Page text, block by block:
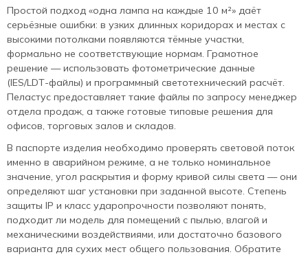
Простой подход «одна лампа на каждые 10 м²» даёт
серьёзные ошибки: в узких длинных коридорах и местах с
высокими потолками появляются тёмные участки,
формально не соответствующие нормам. Грамотное
решение — использовать фотометрические данные
(IES/LDT‑файлы) и программный светотехнический расчёт.
Пеластус предоставляет такие файлы по запросу менеджер
отдела продаж, а также готовые типовые решения для
офисов, торговых залов и складов.
В паспорте изделия необходимо проверять световой поток
именно в аварийном режиме, а не только номинальное
значение, угол раскрытия и форму кривой силы света — они
определяют шаг установки при заданной высоте. Степень
защиты IP и класс ударопрочности позволяют понять,
подходит ли модель для помещений с пылью, влагой и
механическими воздействиями, или достаточно базового
варианта для сухих мест общего пользования. Обратите